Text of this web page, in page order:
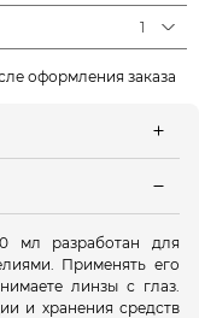
1
оформления заказа
мл разработан для
Применять его
линзы с глаз.
и хранения средств